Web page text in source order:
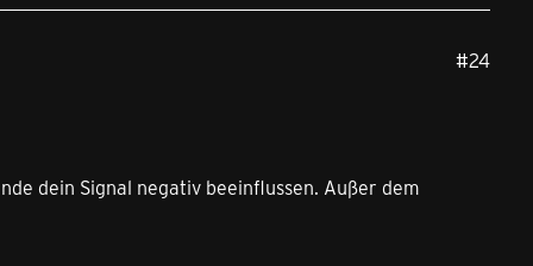
#24
dein Signal negativ beeinflussen. Außer dem